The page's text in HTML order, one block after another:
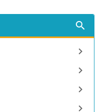




